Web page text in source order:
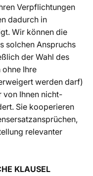
Verpflichtungen
dadurch in
Wir können die
solchen Anspruchs
der Wahl des
Ihre
werden darf)
von Ihnen nicht-
Sie kooperieren
relevanter
KLAUSEL